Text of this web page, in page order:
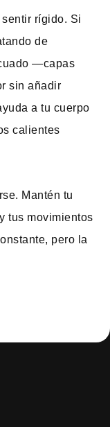
rígido. Si
de
—capas
sin añadir
a tu cuerpo
calientes
Mantén tu
tus movimientos
pero la